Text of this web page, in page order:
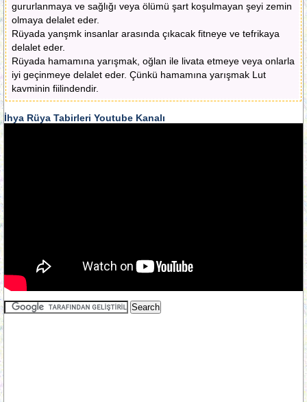
gururlanmaya ve sağlığı veya ölümü şart koşulmayan şeyi zemin
olmaya delalet eder.
Rüyada yanşmk insanlar arasında çıkacak fitneye ve tefrikaya
delalet eder.
Rüyada hamamına yarışmak, oğlan ile livata etmeye veya onlarla
iyi geçinmeye delalet eder. Çünkü hamamına yarışmak Lut
kavminin fiilindendir.
İhya Rüya Tabirleri Youtube Kanalı